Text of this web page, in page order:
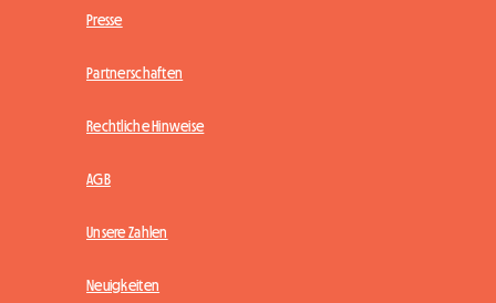
Presse
Partnerschaften
Rechtliche Hinweise
AGB
Unsere Zahlen
Neuigkeiten